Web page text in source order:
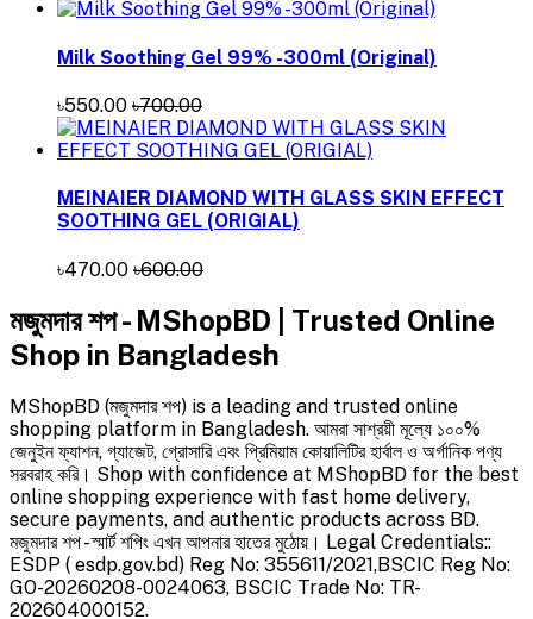
Milk Soothing Gel 99% -300ml (Original)
৳550.00 ৳700.00
MEINAIER DIAMOND WITH GLASS SKIN EFFECT
SOOTHING GEL (ORIGIAL)
৳470.00 ৳600.00
মজুমদার শপ - MShopBD | Trusted Online
Shop in Bangladesh
MShopBD (মজুমদার শপ) is a leading and trusted online
shopping platform in Bangladesh. আমরা সাশ্রয়ী মূল্যে ১০০%
জেনুইন ফ্যাশন, গ্যাজেট, গ্রোসারি এবং প্রিমিয়াম কোয়ালিটির হার্বাল ও অর্গানিক পণ্য
সরবরাহ করি। Shop with confidence at MShopBD for the best
online shopping experience with fast home delivery,
secure payments, and authentic products across BD.
মজুমদার শপ - স্মার্ট শপিং এখন আপনার হাতের মুঠোয়। Legal Credentials::
ESDP ( esdp.gov.bd) Reg No: 355611/2021,BSCIC Reg No:
GO-20260208-0024063, BSCIC Trade No: TR-
202604000152.